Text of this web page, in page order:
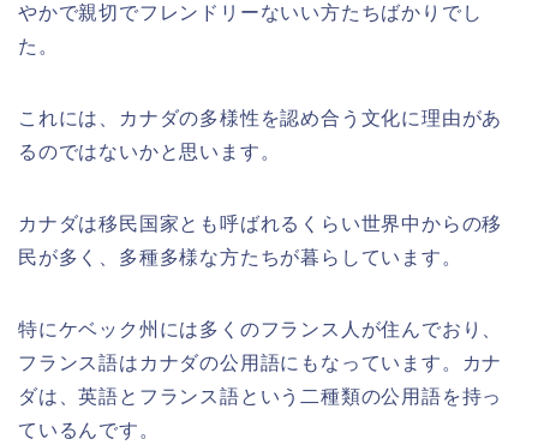
やかで親切でフレンドリーないい方たちばかりでし
た。
これには、カナダの多様性を認め合う文化に理由があ
るのではないかと思います。
カナダは移民国家とも呼ばれるくらい世界中からの移
民が多く、多種多様な方たちが暮らしています。
特にケベック州には多くのフランス人が住んでおり、
フランス語はカナダの公用語にもなっています。カナ
ダは、英語とフランス語という二種類の公用語を持っ
ているんです。